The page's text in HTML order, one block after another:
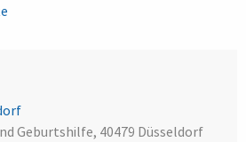
Geburtshilfe, 40479 Düsseldorf